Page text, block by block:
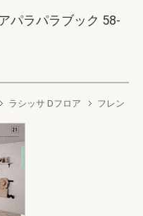
パラパラブック 58-
ラシッサ Dフロア
フレン